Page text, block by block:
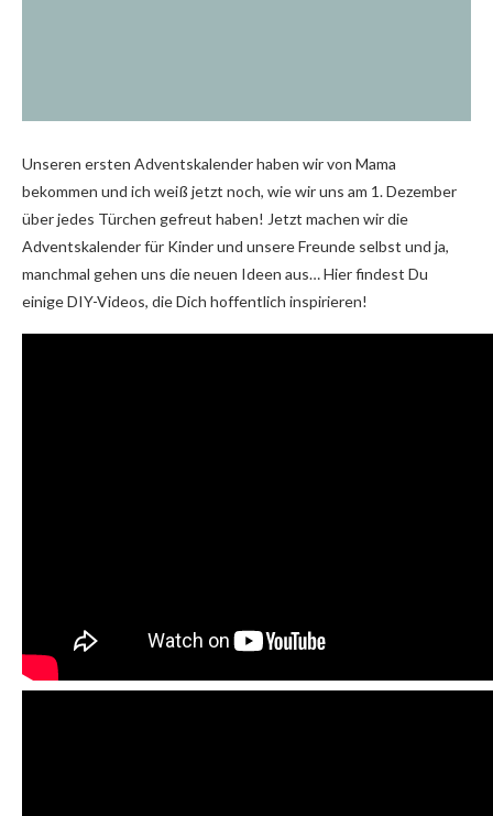
Unseren ersten Adventskalender haben wir von Mama
bekommen und ich weiß jetzt noch, wie wir uns am 1. Dezember
über jedes Türchen gefreut haben! Jetzt machen wir die
Adventskalender für Kinder und unsere Freunde selbst und ja,
manchmal gehen uns die neuen Ideen aus… Hier findest Du
einige DIY-Videos, die Dich hoffentlich inspirieren!